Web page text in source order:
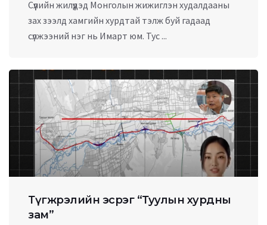
Сүүлийн жилүүдэд Монголын жижиглэн худалдааны
зах зээлд хамгийн хурдтай тэлж буй гадаад
сүлжээний нэг нь Имарт юм. Тус ...
Түгжрэлийн эсрэг “Туулын хурдны
зам”